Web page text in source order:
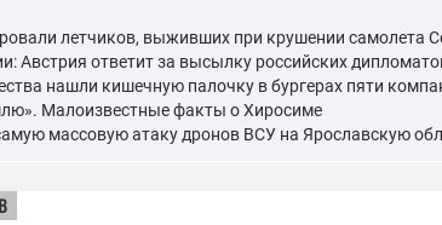
летчиков, выживших при крушении самолета
Австрия ответит за высылку российских
нашли кишечную палочку в бургерах пяти
Малоизвестные факты о Хиросиме
массовую атаку дронов ВСУ на Ярославскую